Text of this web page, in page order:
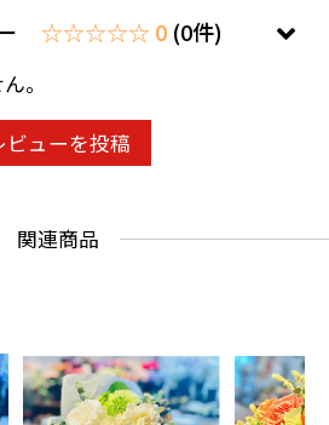
☆☆☆☆☆ 0 (0件)
。
ビューを投稿
関連商品